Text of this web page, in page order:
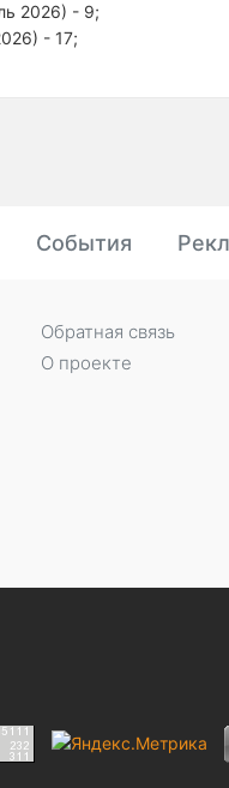
2026) - 9;
- 17;
События
Обратная связь
О проекте